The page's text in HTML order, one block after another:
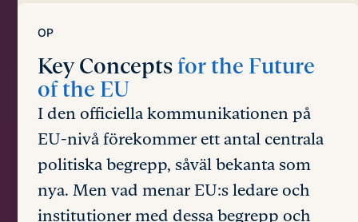
OP
Key Concepts for the Future
of the EU
I den officiella kommunikationen på
EU-nivå förekommer ett antal centrala
politiska begrepp, såväl bekanta som
nya. Men vad menar EU:s ledare och
institutioner med dessa begrepp och